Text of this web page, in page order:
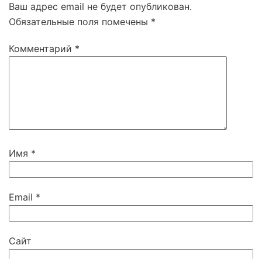
Ваш адрес email не будет опубликован.
Обязательные поля помечены *
Комментарий *
Имя *
Email *
Сайт